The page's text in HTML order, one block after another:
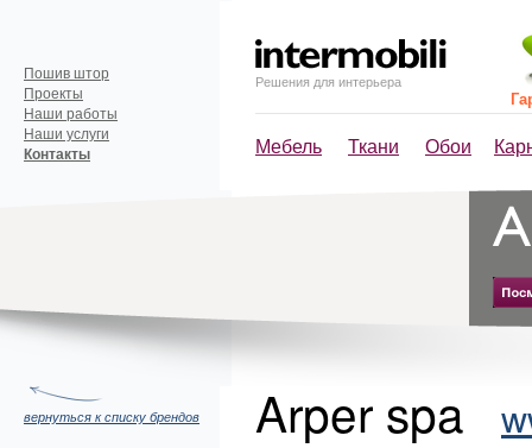
Решения для интерьера
Мебель Ткани Обои
Пошив штор
Проекты
Наши работы
Наши услуги
Контакты
вернуться к списку брендов Arper spa